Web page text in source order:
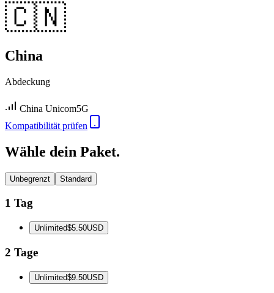
🇨🇳
China
Abdeckung
China Unicom5G
Kompatibilität prüfen
Wähle dein Paket.
Unbegrenzt Standard
1 Tag
Unlimited$5.50USD
2 Tage
Unlimited$9.50USD